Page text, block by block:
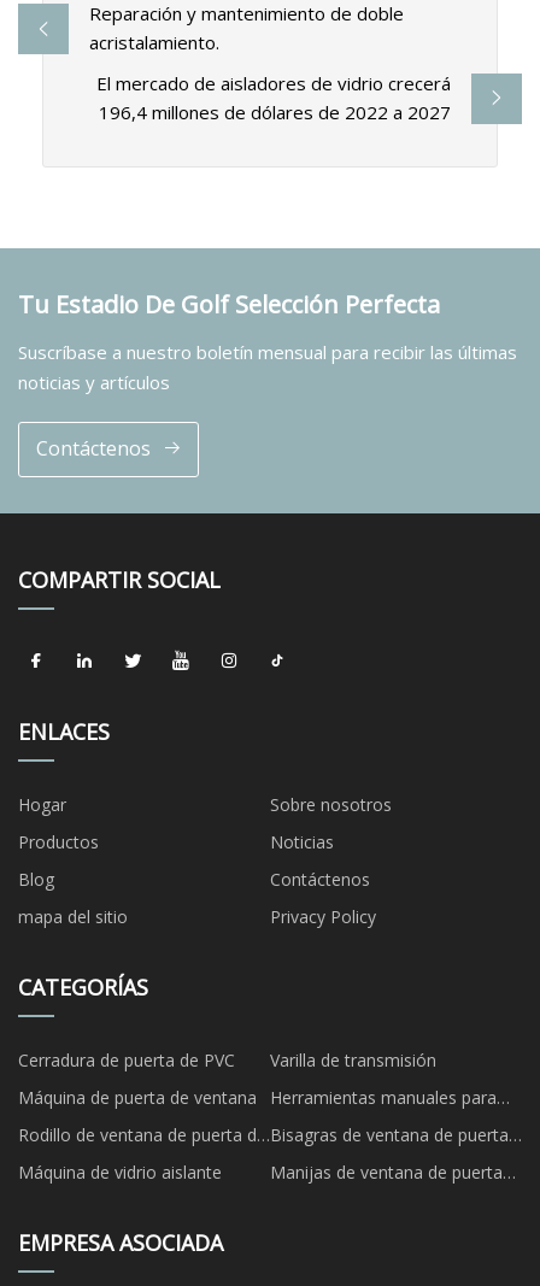
Reparación y mantenimiento de doble
acristalamiento.
El mercado de aisladores de vidrio crecerá
196,4 millones de dólares de 2022 a 2027
Tu Estadio De Golf Selección Perfecta
Suscríbase a nuestro boletín mensual para recibir las últimas
noticias y artículos
Contáctenos
COMPARTIR SOCIAL
ENLACES
Hogar
Sobre nosotros
Productos
Noticias
Blog
Contáctenos
mapa del sitio
Privacy Policy
CATEGORÍAS
Cerradura de puerta de PVC
Varilla de transmisión
Máquina de puerta de ventana
Herramientas manuales para
puertas y ventanas
Rodillo de ventana de puerta de
UPVC
Bisagras de ventana de puerta
de UPVC
Máquina de vidrio aislante
Manijas de ventana de puerta
EMPRESA ASOCIADA